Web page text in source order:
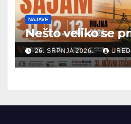
NAJAVE
Nešto veliko se
26. SRPNJA 2026.